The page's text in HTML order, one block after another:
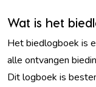
Wat is het
Het biedlogboek is
alle ontvangen
Dit logboek is